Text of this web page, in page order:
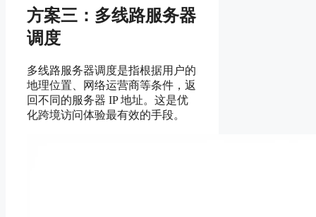
方案三：多线路服务器
调度
多线路服务器调度是指根据用户的
地理位置、网络运营商等条件，返
回不同的服务器 IP 地址。这是优
化跨境访问体验最有效的手段。